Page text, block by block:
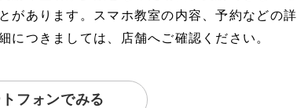
とがあります。スマホ教室の内容、予約などの詳
につきましては、店舗へご確認ください。
フォンでみる